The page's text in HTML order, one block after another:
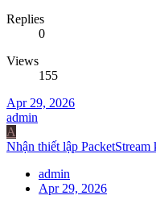
Replies
0
Views
155
Apr 29, 2026
admin
A
Nhận thiết lập PacketStream
admin
Apr 29, 2026